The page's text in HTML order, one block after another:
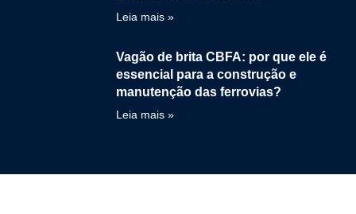
Leia mais »
Vagão de brita CBFA: por que ele é
essencial para a construção e
manutenção das ferrovias?
Leia mais »